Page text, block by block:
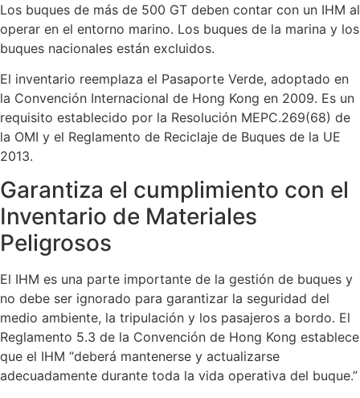
Los buques de más de 500 GT deben contar con un IHM al
operar en el entorno marino. Los buques de la marina y los
buques nacionales están excluidos.
El inventario reemplaza el Pasaporte Verde, adoptado en
la Convención Internacional de Hong Kong en 2009. Es un
requisito establecido por la Resolución MEPC.269(68) de
la OMI y el Reglamento de Reciclaje de Buques de la UE
2013.
Garantiza el cumplimiento con el
Inventario de Materiales
Peligrosos
El IHM es una parte importante de la gestión de buques y
no debe ser ignorado para garantizar la seguridad del
medio ambiente, la tripulación y los pasajeros a bordo. El
Reglamento 5.3 de la Convención de Hong Kong establece
que el IHM “deberá mantenerse y actualizarse
adecuadamente durante toda la vida operativa del buque.”